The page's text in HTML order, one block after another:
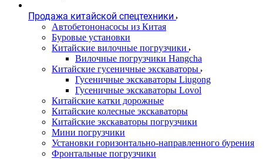
Продажа китайской спецтехники
Автобетононасосы из Китая
Буровые установки
Китайские вилочные погрузчики
Вилочные погрузчики Hangcha
Китайские гусеничные экскаваторы
Гусеничные экскаваторы Liugong
Гусеничные экскаваторы Lovol
Китайские катки дорожные
Китайские колесные экскаваторы
Китайские экскаваторы погрузчики
Мини погрузчики
Установки горизонтально-направленного бурения
Фронтальные погрузчики